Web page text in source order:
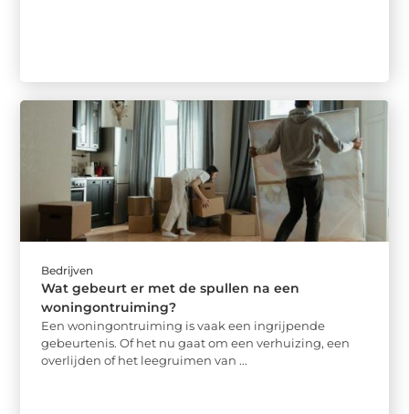
Bedrijven
Wat gebeurt er met de spullen na een
woningontruiming?
Een woningontruiming is vaak een ingrijpende
gebeurtenis. Of het nu gaat om een verhuizing, een
overlijden of het leegruimen van ...